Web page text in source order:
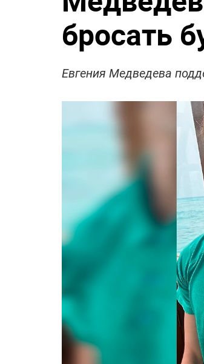
бросать
Евгения Медведева